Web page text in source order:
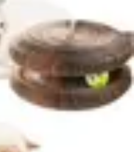
Voyage ÉcoresponsableVoyages